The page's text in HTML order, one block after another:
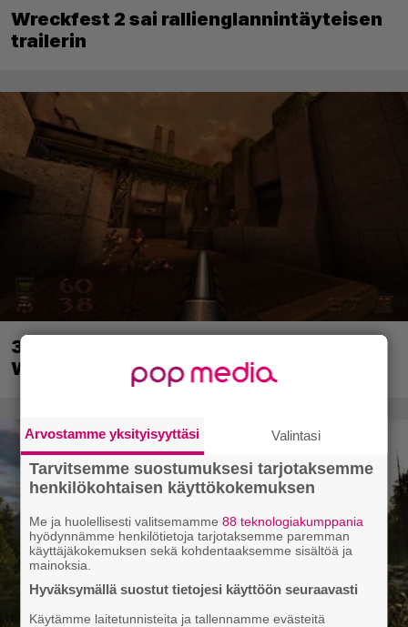
Wreckfest 2 sai rallienglannintäyteisen
trailerin
30-vuotias Quake sai uuden episodin
Wolfenstein-kehittäjiltä
Arvostamme yksityisyyttäsi Valintasi
Tarvitsemme suostumuksesi tarjotaksemme
henkilökohtaisen käyttökokemuksen
Me ja huolellisesti valitsemamme88 teknologiakumppania
hyödynnämme henkilötietoja tarjotaksemme paremman
käyttäjäkokemuksen sekä kohdentaaksemme sisältöä ja
mainoksia.
Hyväksymällä suostut tietojesi käyttöön seuraavasti
Käytämme laitetunnisteita ja tallennamme evästeitä